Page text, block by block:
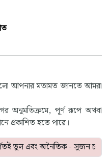
আপনার মতামত জানতে আমরা
অনুমতিক্রমে, পূর্ণ রূপে অথবা
প্রকাশিত হতে পারে।